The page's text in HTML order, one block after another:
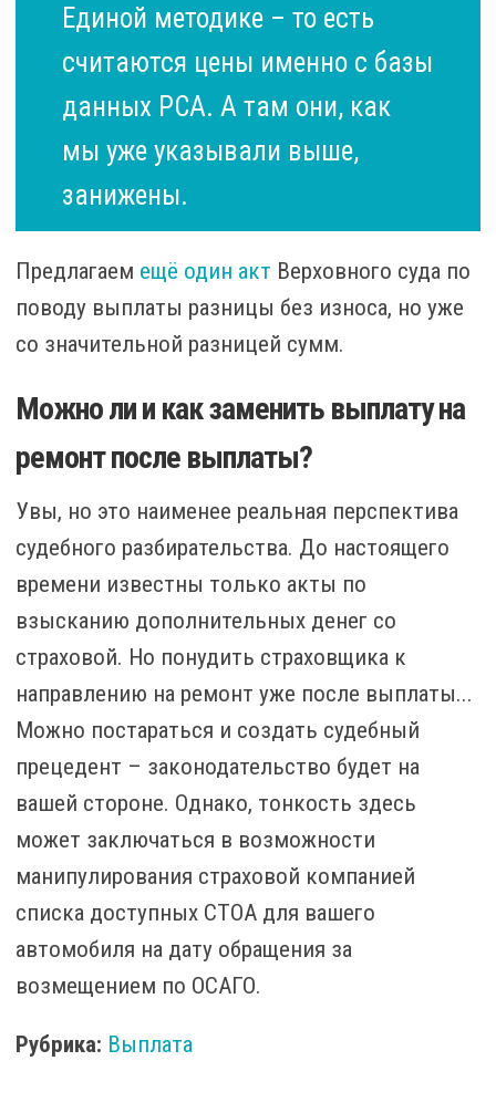
Единой методике – то есть
считаются цены именно с базы
данных РСА. А там они, как
мы уже указывали выше,
занижены.
Предлагаем ещё один акт Верховного суда по
поводу выплаты разницы без износа, но уже
со значительной разницей сумм.
Можно ли и как заменить выплату на
ремонт после выплаты?
Увы, но это наименее реальная перспектива
судебного разбирательства. До настоящего
времени известны только акты по
взысканию дополнительных денег со
страховой. Но понудить страховщика к
направлению на ремонт уже после выплаты...
Можно постараться и создать судебный
прецедент – законодательство будет на
вашей стороне. Однако, тонкость здесь
может заключаться в возможности
манипулирования страховой компанией
списка доступных СТОА для вашего
автомобиля на дату обращения за
возмещением по ОСАГО.
Рубрика: Выплата